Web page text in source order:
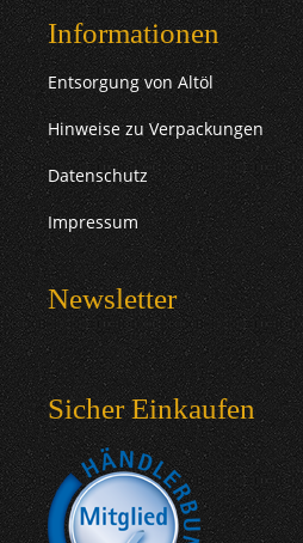
Informationen
Entsorgung von Altöl
Hinweise zu Verpackungen
Datenschutz
Impressum
Newsletter
Sicher Einkaufen